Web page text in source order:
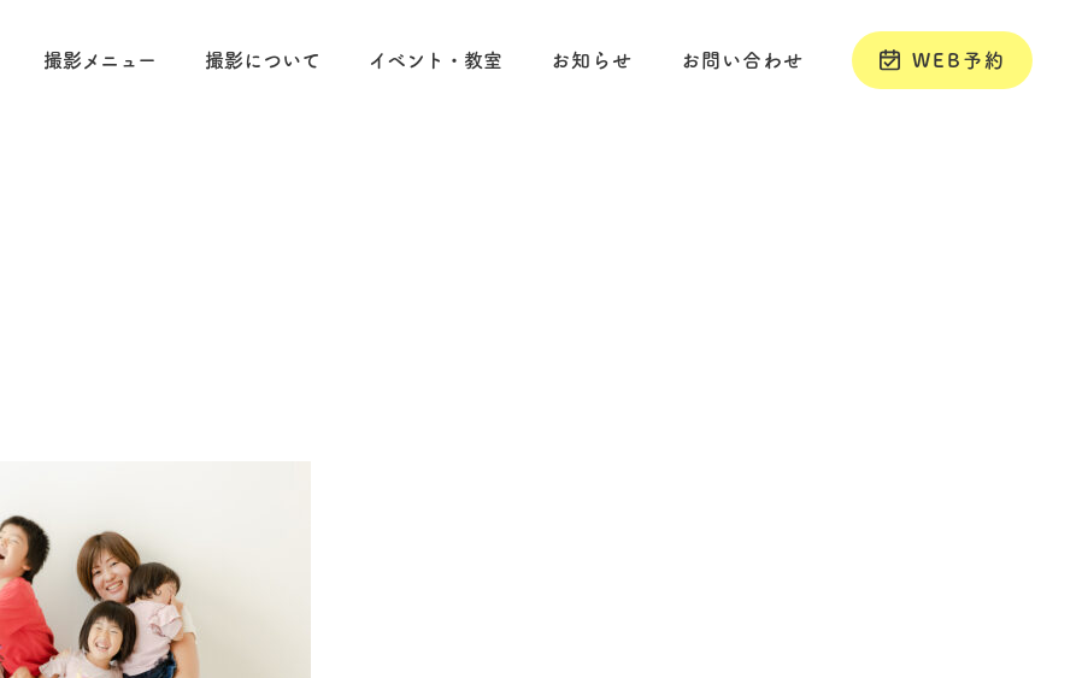
撮影メニュー 撮影について イベント・教室 お知らせ お問い合わせ WEB予約